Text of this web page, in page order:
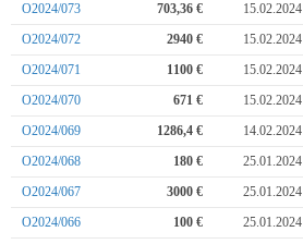
O2024/073
703,36 € 15.02.2024
O2024/072
2940 € 15.02.2024
O2024/071
1100 € 15.02.2024
O2024/070
671 € 15.02.2024
O2024/069
1286,4 € 14.02.2024
O2024/068
180 € 25.01.2024
O2024/067
3000 € 25.01.2024
O2024/066
100 € 25.01.2024